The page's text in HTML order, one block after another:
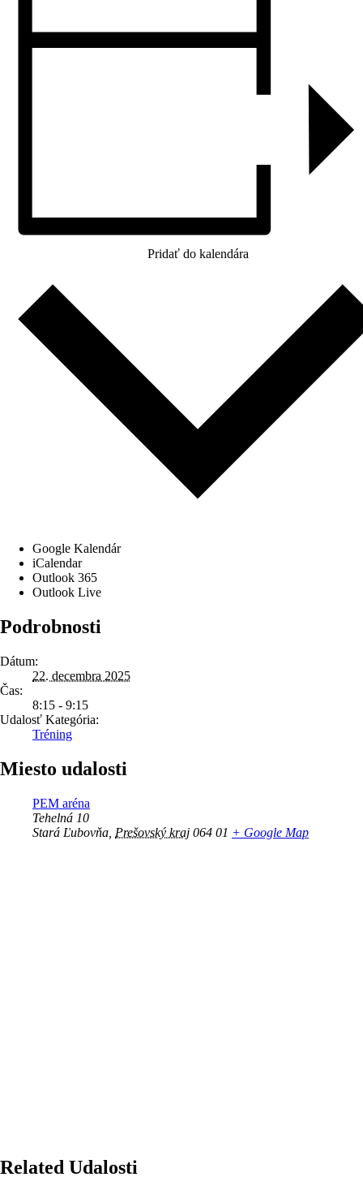
Pridať do kalendára
Google Kalendár
iCalendar
Outlook 365
Outlook Live
Podrobnosti
Dátum:
22. decembra 2025
Čas:
8:15 - 9:15
Udalosť Kategória:
Tréning
Miesto udalosti
PEM aréna
Tehelná 10
Stará Ľubovňa Prešovský kraj 064 01 + Google Map
Related Udalosti